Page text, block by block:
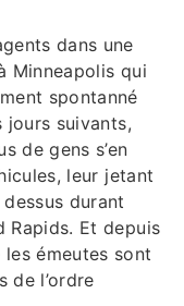
dans une
Minneapolis qui
spontanné
jours suivants,
de gens s’en
leur jetant
durant
Rapids. Et depuis
les émeutes sont
de l’ordre